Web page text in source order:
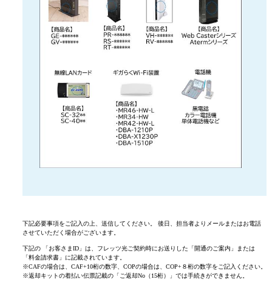
下記必要事項をご記入の上、送信してください。 後日、担当者よりメールまたはお電話
させていただく場合がございます。
下記の 「お客さまID」は、フレッツ光ご契約時にお送りした「開通のご案内」または
「料金請求書」に記載されています。
※CAFの場合は、CAF+10桁の数字、COPの場合は、COP+８桁の数字をご記入ください。
※返却キットの着払い伝票記載の「ご返却No（15桁）」では手続きができません。